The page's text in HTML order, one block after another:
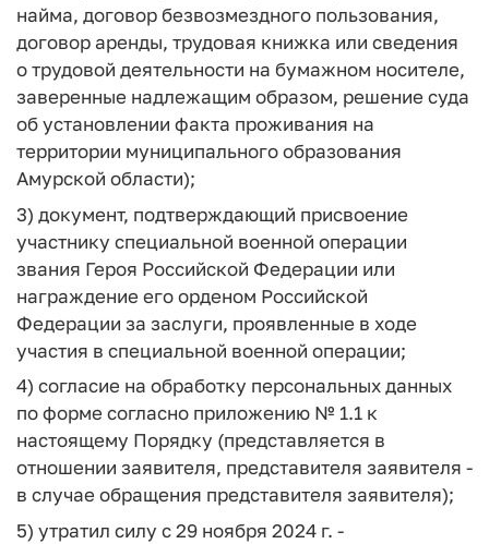
найма, договор безвозмездного пользования,
договор аренды, трудовая книжка или сведения
о трудовой деятельности на бумажном носителе,
заверенные надлежащим образом, решение суда
об установлении факта проживания на
территории муниципального образования
Амурской области);
3) документ, подтверждающий присвоение
участнику специальной военной операции
звания Героя Российской Федерации или
награждение его орденом Российской
Федерации за заслуги, проявленные в ходе
участия в специальной военной операции;
4) согласие на обработку персональных данных
по форме согласно приложению № 1.1 к
настоящему Порядку (представляется в
отношении заявителя, представителя заявителя -
в случае обращения представителя заявителя);
5) утратил силу с 29 ноября 2024 г. -